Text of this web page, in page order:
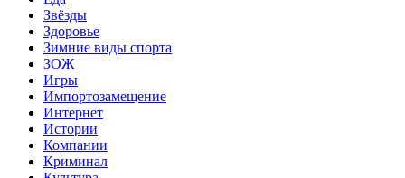
Звёзды
Здоровье
Зимние виды спорта
ЗОЖ
Игры
Импортозамещение
Интернет
Истории
Компании
Криминал